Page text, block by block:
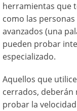
herramientas que
como las
avanzados (una
pueden probar
especializado.
Aquellos que
cerrados, deberán
probar la